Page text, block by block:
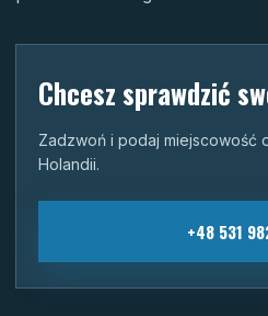
Chcesz sprawdzić
Zadzwoń i podaj miejscowość
Holandii.
+48 531